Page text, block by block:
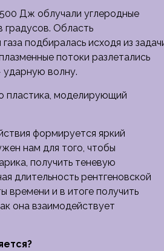
Дж облучали углеродные
градусов. Область
подбиралась исходя из
потоки разлетались
ударную волну.
пластика, моделирующий
формируется яркий
нам для того, чтобы
получить теневую
длительность рентгеновской
времени и в итоге получить
она взаимодействует